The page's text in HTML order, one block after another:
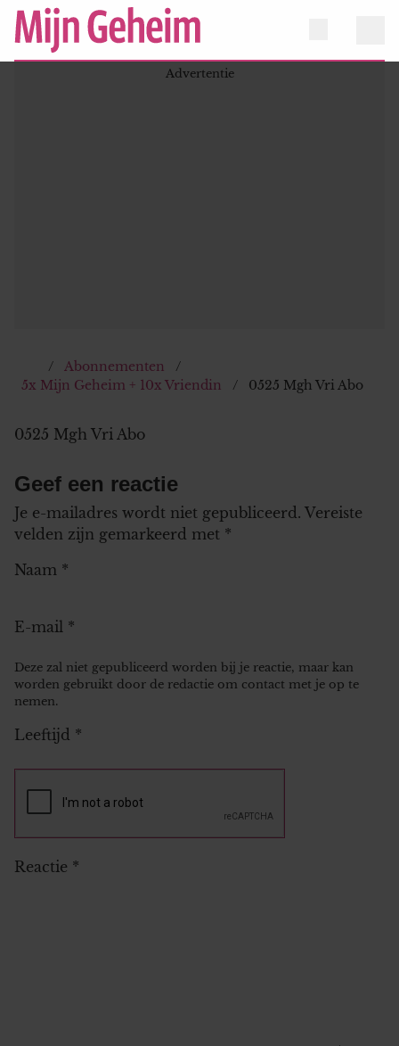
Abonnementen
5x Mijn Geheim + 10x Vriendin
0525 Mgh Vri Abo
0525 Mgh Vri Abo
Geef een reactie
Je e-mailadres wordt niet gepubliceerd. Vereiste
velden zijn gemarkeerd met *
Naam *
E-mail *
Deze zal niet gepubliceerd worden bij je reactie, maar kan
worden gebruikt door de redactie om contact met je op te
nemen.
Leeftijd *
Reactie *